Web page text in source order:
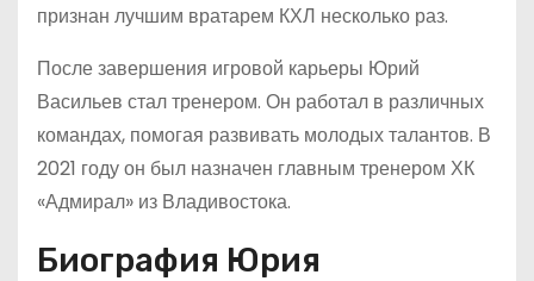
признан лучшим вратарем КХЛ несколько раз.
После завершения игровой карьеры Юрий
Васильев стал тренером. Он работал в различных
командах, помогая развивать молодых талантов. В
2021 году он был назначен главным тренером ХК
«Адмирал» из Владивостока.
Биография Юрия